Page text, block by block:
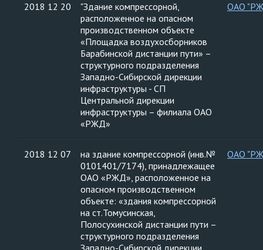
2018 12 20
"Здание компрессорной,
расположенное на опасном
производственном объекте
«Площадка воздухосборников
Барабинской дистанции пути» –
структурного подразделения
Западно-Сибирской дирекции
инфраструктуры - СП
Центральной дирекции
инфраструктуры – филиала ОАО
«РЖД»
ОАО
2018 12 07
на здание компрессорной (инв.№
0101401/7174), принадлежащее
ОАО «РЖД», расположенное на
опасном производственном
объекте: «здания компрессорной
на ст.Томусинская,
Полосухинской дистанции пути –
структурного подразделения
Западно-Сибирской дирекции
ОАО